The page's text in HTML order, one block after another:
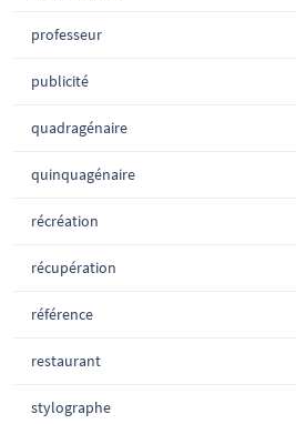
professeur
publicité
quadragénaire
quinquagénaire
récréation
récupération
référence
restaurant
stylographe